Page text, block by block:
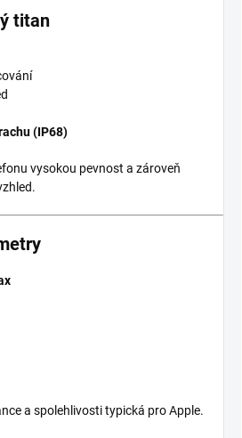
titan
(IP68)
vysokou pevnost a zároveň
a spolehlivosti typická pro Apple.